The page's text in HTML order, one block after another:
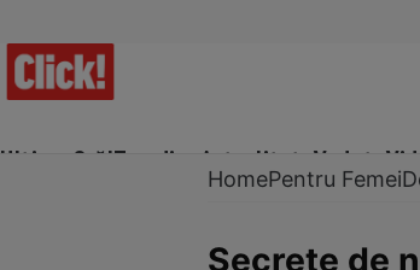
Ultima Oră!Trending Actualitate Vedete
HomePentru Femei
Secrete de